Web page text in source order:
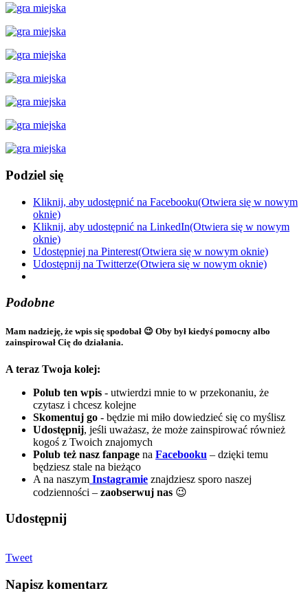
Podziel się
Kliknij, aby udostępnić na Facebooku(Otwiera się w nowym
oknie)
Kliknij, aby udostępnić na LinkedIn(Otwiera się w nowym
oknie)
Udostępniej na Pinterest(Otwiera się w nowym oknie)
Udostępnij na Twitterze(Otwiera się w nowym oknie)
Podobne
Mam nadzieję, że wpis się spodobał 😉 Oby był kiedyś pomocny albo
zainspirował Cię do działania.
A teraz Twoja kolej:
Polub ten wpis - utwierdzi mnie to w przekonaniu, że
czytasz i chcesz kolejne
Skomentuj go - będzie mi miło dowiedzieć się co myślisz
Udostępnij, jeśli uważasz, że może zainspirować również
kogoś z Twoich znajomych
Polub też nasz fanpage na Facebooku – dzięki temu
będziesz stale na bieżąco
A na naszym Instagramie znajdziesz sporo naszej
codzienności – zaobserwuj nas 😉
Udostępnij
Tweet
Napisz komentarz